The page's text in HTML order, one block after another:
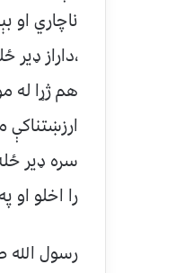
ناچاري
،داراز
هم ژړا له
سره ډیر
را اخلو او
رسول الله